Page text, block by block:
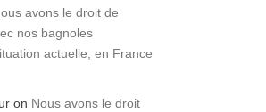
avons le droit de
nos bagnoles
actuelle, en France
on Nous avons le droit